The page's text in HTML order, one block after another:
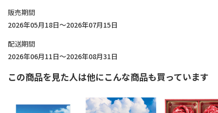
販売期間
2026年05月18日～2026年07月15日
配送期間
2026年06月11日～2026年08月31日
この商品を見た人は他にこんな商品も買っています